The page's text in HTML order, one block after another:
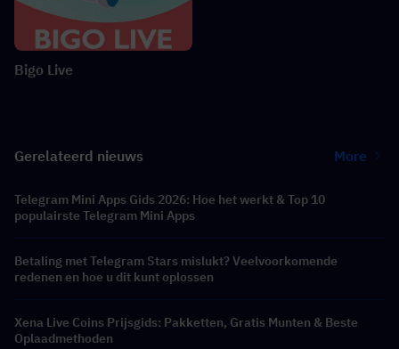
Bigo Live
Gerelateerd nieuws More
Telegram Mini Apps Gids 2026: Hoe het werkt & Top 10
populairste Telegram Mini Apps
Betaling met Telegram Stars mislukt? Veelvoorkomende
redenen en hoe u dit kunt oplossen
Xena Live Coins Prijsgids: Pakketten, Gratis Munten & Beste
Oplaadmethoden